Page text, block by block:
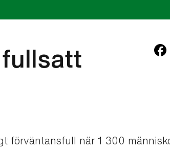
fullsatt
förväntansfull när 1 300